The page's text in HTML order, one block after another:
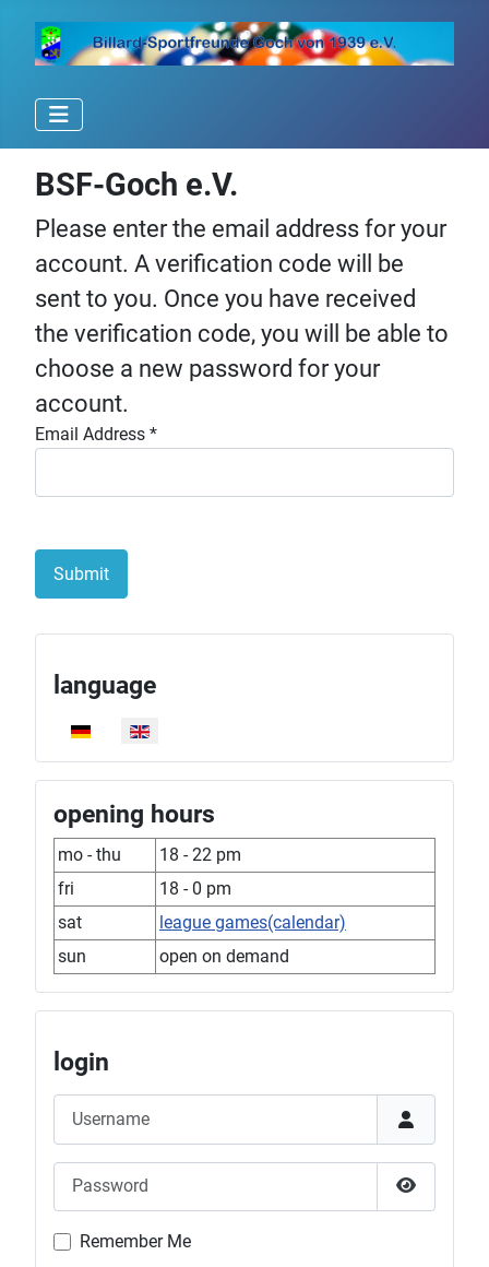
BSF-Goch e.V.
Please enter the email address for your
account. A verification code will be
sent to you. Once you have received
the verification code, you will be able to
choose a new password for your
account.
Email Address *
Submit
Select your language
language
opening hours
mo - thu
18 - 22 pm
fri
18 - 0 pm
sat
league games(calendar)
sun
open on demand
login
Show
Remember Me